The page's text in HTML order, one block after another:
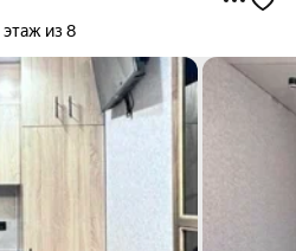
этаж из 8